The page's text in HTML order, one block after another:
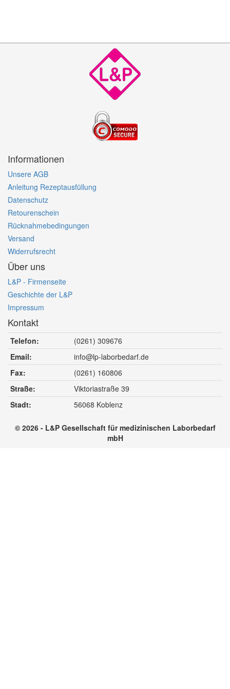
Informationen
Unsere AGB
Anleitung Rezeptausfüllung
Datenschutz
Retourenschein
Rücknahmebedingungen
Versand
Widerrufsrecht
Über uns
L&P - Firmenseite
Geschichte der L&P
Impressum
Kontakt
Telefon:
(0261) 309676
Email:
info@lp-laborbedarf.de
Fax:
(0261) 160806
Straße:
Viktoriastraße 39
Stadt:
56068 Koblenz
© 2026 - L&P Gesellschaft für medizinischen Laborbedarf
mbH